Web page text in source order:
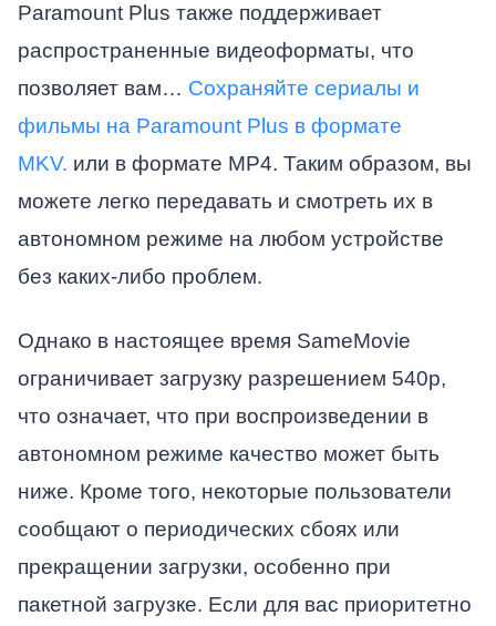
Paramount Plus также поддерживает
распространенные видеоформаты, что
позволяет вам… Сохраняйте сериалы и
фильмы на Paramount Plus в формате
MKV. или в формате MP4. Таким образом, вы
можете легко передавать и смотреть их в
автономном режиме на любом устройстве
без каких-либо проблем.
Однако в настоящее время SameMovie
ограничивает загрузку разрешением 540p,
что означает, что при воспроизведении в
автономном режиме качество может быть
ниже. Кроме того, некоторые пользователи
сообщают о периодических сбоях или
прекращении загрузки, особенно при
пакетной загрузке. Если для вас приоритетно